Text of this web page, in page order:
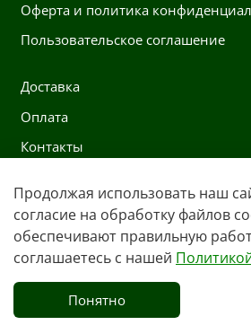
Оферта и политика
Пользовательское соглашение
Доставка
Оплата
Контакты
Контакты
+7 991 222 0197
Whatsapp
opt@ekipsale.ru
Продолжая использовать наш
согласие на обработку файлов
обеспечивают правильную
соглашаетесь с нашей
Понятно